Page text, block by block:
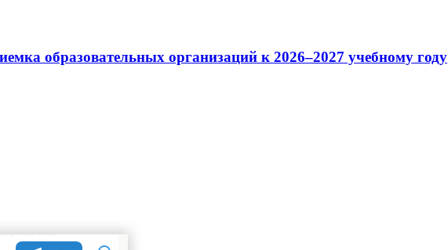
образовательных организаций к 2026–2027 учебному году